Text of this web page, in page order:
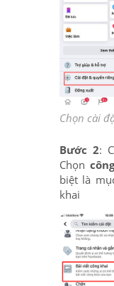
Chọn cài
Bước 2:
Chọn
biệt là
khai